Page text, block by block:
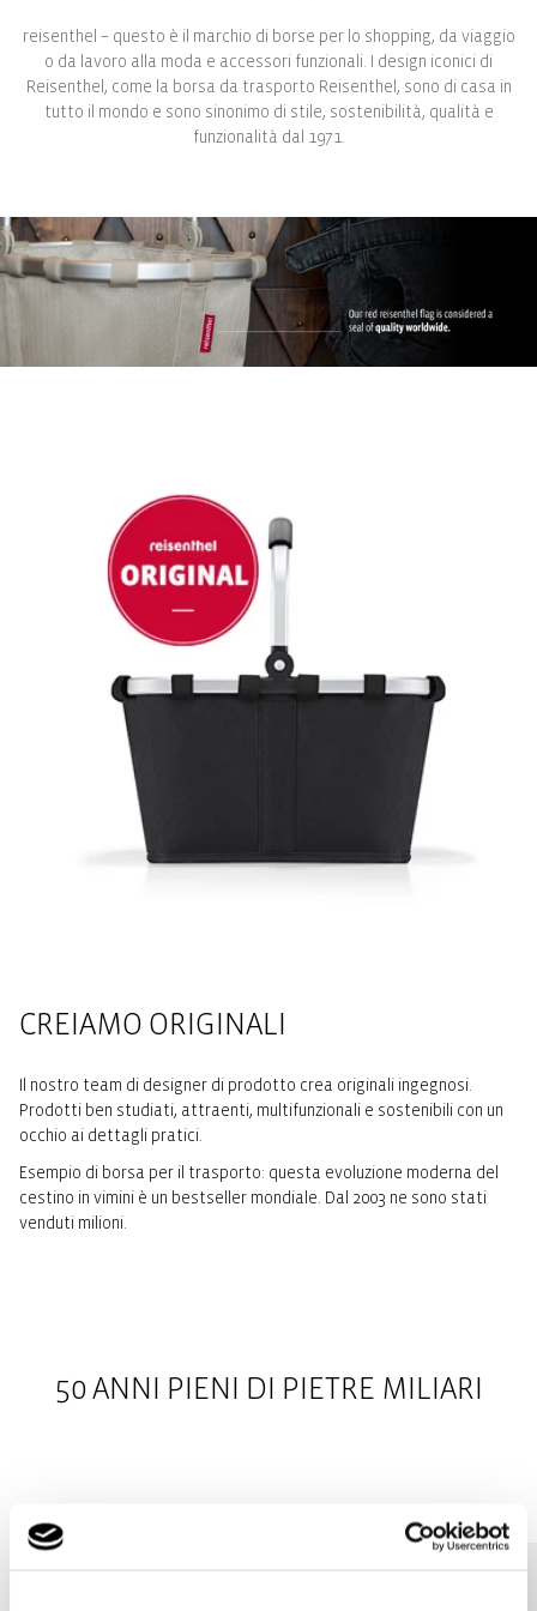
reisenthel – questo è il marchio di borse per lo shopping, da viaggio
o da lavoro alla moda e accessori funzionali. I design iconici di
Reisenthel, come la borsa da trasporto Reisenthel, sono di casa in
tutto il mondo e sono sinonimo di stile, sostenibilità, qualità e
funzionalità dal 1971.
CREIAMO ORIGINALI
Il nostro team di designer di prodotto crea originali ingegnosi.
Prodotti ben studiati, attraenti, multifunzionali e sostenibili con un
occhio ai dettagli pratici.
Esempio di borsa per il trasporto: questa evoluzione moderna del
cestino in vimini è un bestseller mondiale. Dal 2003 ne sono stati
venduti milioni.
50 ANNI PIENI DI PIETRE MILIARI